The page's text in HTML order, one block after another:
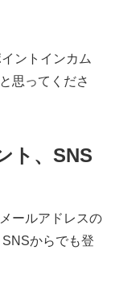
ントインカム
思ってくださ
ト、SNS
ールアドレスの
からでも登